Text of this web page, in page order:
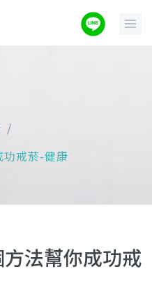
戒菸-健康
法幫你成功戒